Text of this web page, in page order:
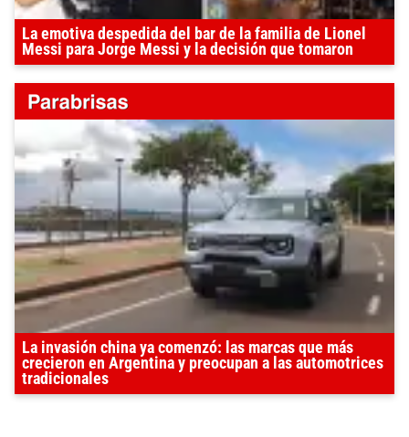
La emotiva despedida del bar de la familia de Lionel
Messi para Jorge Messi y la decisión que tomaron
La invasión china ya comenzó: las marcas que más
crecieron en Argentina y preocupan a las automotrices
tradicionales